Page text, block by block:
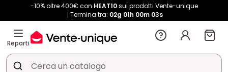
-10% oltre 400€ con HEAT10sui prodotti Vente-unique
Termina tra: 02g 01h 00m 02s
Reparti